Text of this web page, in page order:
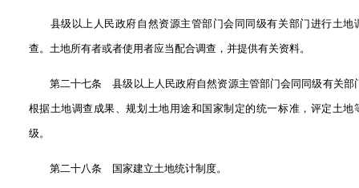
县级以上人民政府自然资源主管部门会同同级有关部门进行土地
查。土地所有者或者使用者应当配合调查，并提供有关资料。
第二十七条 县级以上人民政府自然资源主管部门会同同级有关部
根据土地调查成果、规划土地用途和国家制定的统一标准，评定土地
级。
第二十八条 国家建立土地统计制度。